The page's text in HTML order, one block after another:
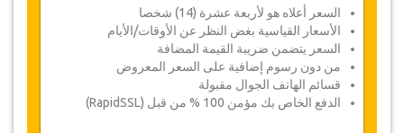
السعر أعلاه هو لأربعة عشرة (14) شخصا
الأسعار القياسية بغض النظر عن الأوقات/الأيام
السعر يتضمن ضريبة القيمة المضافة
من دون رسوم إضافية على السعر المعروض
قسائم الهاتف الجوال مقبولة
الدفع الخاص بك مؤمن 100 % من قبل (RapidSSL)